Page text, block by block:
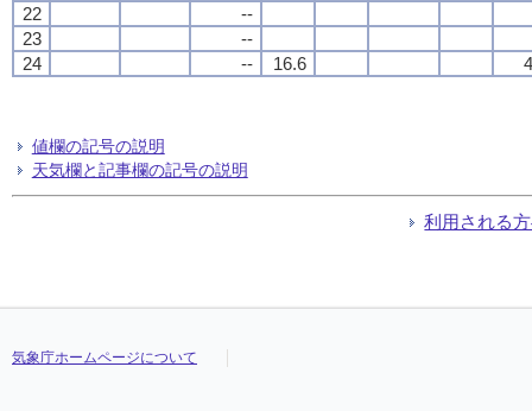
22
--
23
--
24
-- 16.6
値欄の記号の説明
天気欄と記事欄の記号の説明
利用される
気象庁ホームページについて